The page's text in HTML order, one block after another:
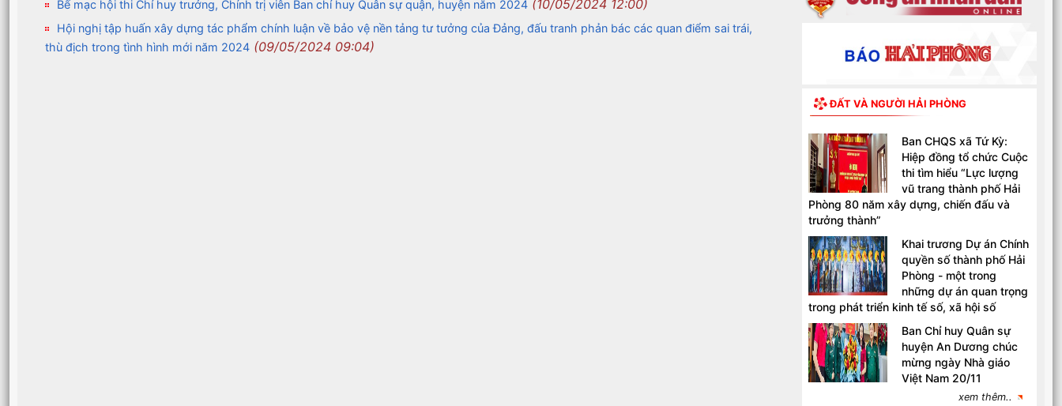
Bế mạc hội thi Chỉ huy trưởng, Chính trị viên Ban chỉ huy Quân sự quận, huyện năm 2024 (10/05/2024 12:00)
Hội nghị tập huấn xây dựng tác phẩm chính luận về bảo vệ nền tảng tư tưởng của Đảng, đấu tranh phản bác các quan điểm sai trái,
thù địch trong tình hình mới năm 2024 (09/05/2024 09:04)
ĐẤT VÀ NGƯỜI HẢI PHÒNG
Ban CHQS xã Tứ Kỳ:
Hiệp đồng tổ chức Cuộc
thi tìm hiểu “Lực lượng
vũ trang thành phố Hải
Phòng 80 năm xây dựng, chiến đấu và
trưởng thành”
Khai trương Dự án Chính
quyền số thành phố Hải
Phòng - một trong
những dự án quan trọng
trong phát triển kinh tế số, xã hội số
Ban Chỉ huy Quân sự
huyện An Dương chúc
mừng ngày Nhà giáo
Việt Nam 20/11
xem thêm..